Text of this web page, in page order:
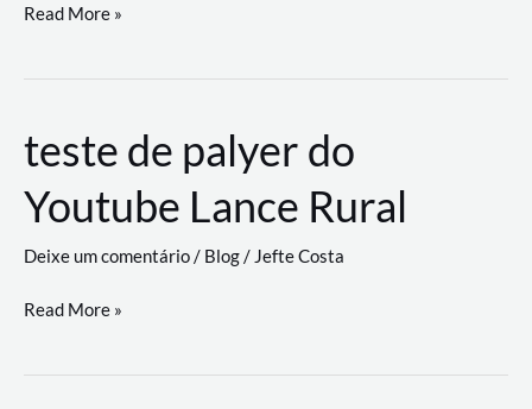
GitHub
revoluciona
de
trabalho
com
a
workflows
Read More »
teste de palyer do
Youtube Lance Rural
Deixe um comentário/ Blog/ Jefte Costa
teste
palyer
Read More »